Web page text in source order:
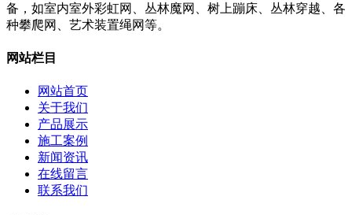
备，如室内室外彩虹网、丛林魔网、树上蹦床、丛林穿越、各
种攀爬网、艺术装置绳网等。
网站栏目
网站首页
关于我们
产品展示
施工案例
新闻资讯
在线留言
联系我们